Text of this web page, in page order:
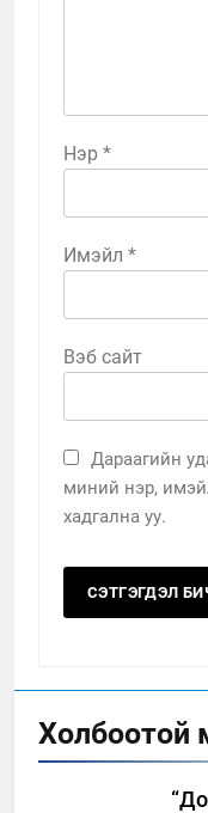
Нэр *
Имэйл *
Вэб сайт
Дараагийн
миний нэр,
хадгална уу.
Холбоотой